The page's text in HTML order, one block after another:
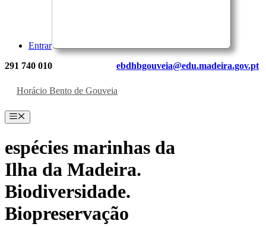
Entrar
291 740 010 ebdhbgouveia@edu.madeira.gov.pt
Horácio Bento de Gouveia
Menu
espécies marinhas da
Ilha da Madeira.
Biodiversidade.
Biopreservação